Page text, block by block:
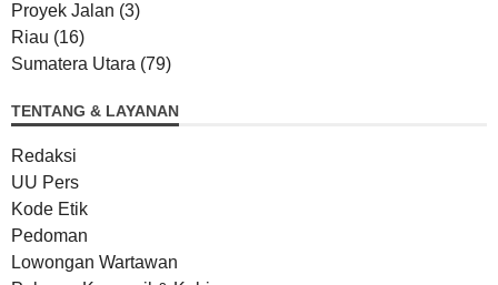
Proyek Jalan (3)
Riau (16)
Sumatera Utara (79)
TENTANG & LAYANAN
Redaksi
UU Pers
Kode Etik
Pedoman
Lowongan Wartawan